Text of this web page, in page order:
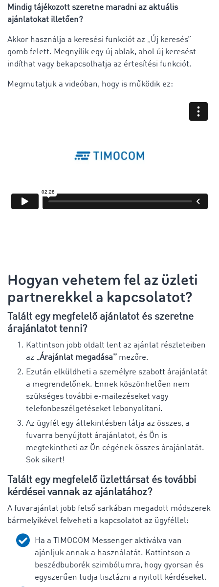
Mindig tájékozott szeretne maradni az aktuális
ajánlatokat illetően?
Akkor használja a keresési funkciót az „Új keresés”
gomb felett. Megnyílik egy új ablak, ahol új keresést
indíthat vagy bekapcsolhatja az értesítési funkciót.
Megmutatjuk a videóban, hogy is működik ez:
Hogyan vehetem fel az üzleti
partnerekkel a kapcsolatot?
Talált egy megfelelő ajánlatot és szeretne
árajánlatot tenni?
Kattintson jobb oldalt lent az ajánlat részleteiben
az „Árajánlat megadása'’ mezőre.
Ezután elküldheti a személyre szabott árajánlatát
a megrendelőnek. Ennek köszönhetően nem
szükséges további e-mailezéseket vagy
telefonbeszélgetéseket lebonyolítani.
Az ügyfél egy áttekintésben látja az összes, a
fuvarra benyújtott árajánlatot, és Ön is
megtekintheti az Ön cégének összes árajánlatát.
Sok sikert!
Talált egy megfelelő üzlettársat és további
kérdései vannak az ajánlatához?
A fuvarajánlat jobb felső sarkában megadott módszerek
bármelyikével felveheti a kapcsolatot az ügyféllel:
Ha a TIMOCOM Messenger aktiválva van
ajánljuk annak a használatát. Kattintson a
beszédbuborék szimbólumra, hogy gyorsan és
egyszerűen tudja tisztázni a nyitott kérdéseket.